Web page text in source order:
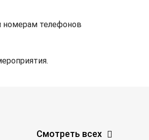
номерам телефонов
Смотреть всех